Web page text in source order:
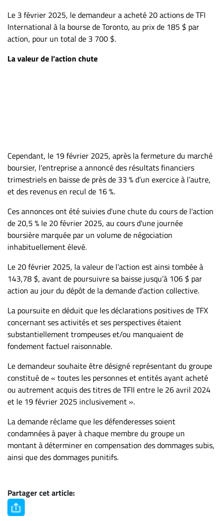
Le 3 février 2025, le demandeur a acheté 20 actions de TFI
International à la bourse de Toronto, au prix de 185 $ par
action, pour un total de 3 700 $.
La valeur de l’action chute
Cependant, le 19 février 2025, après la fermeture du marché
boursier, l'entreprise a annoncé des résultats financiers
trimestriels en baisse de près de 33 % d’un exercice à l’autre,
et des revenus en recul de 16 %.
Ces annonces ont été suivies d'une chute du cours de l'action
de 20,5 % le 20 février 2025, au cours d'une journée
boursière marquée par un volume de négociation
inhabituellement élevé.
Le 20 février 2025, la valeur de l’action est ainsi tombée à
143,78 $, avant de poursuivre sa baisse jusqu’à 106 $ par
action au jour du dépôt de la demande d’action collective.
La poursuite en déduit que les déclarations positives de TFX
concernant ses activités et ses perspectives étaient
substantiellement trompeuses et/ou manquaient de
fondement factuel raisonnable.
Le demandeur souhaite être désigné représentant du groupe
constitué de « toutes les personnes et entités ayant acheté
ou autrement acquis des titres de TFII entre le 26 avril 2024
et le 19 février 2025 inclusivement ».
La demande réclame que les défenderesses soient
condamnées à payer à chaque membre du groupe un
montant à déterminer en compensation des dommages subis,
ainsi que des dommages punitifs.
Partager cet article: